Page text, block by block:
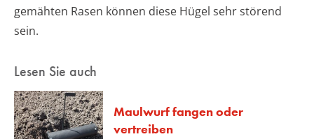
gemähten Rasen können diese Hügel sehr störend
sein.
Lesen Sie auch
Maulwurf fangen oder
vertreiben